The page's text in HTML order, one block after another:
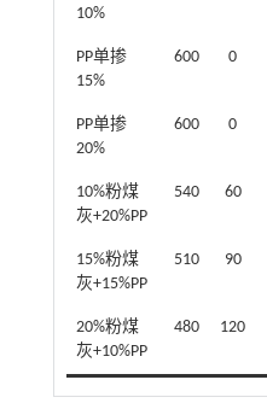
10%
PP单掺
15%
600 0
PP单掺
20%
600 0
10%粉煤
灰+20%PP
540 60
15%粉煤
灰+15%PP
510 90
20%粉煤
灰+10%PP
480 120